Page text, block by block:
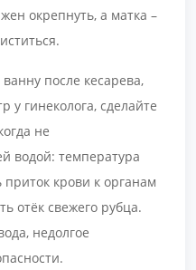
окрепнуть, а матка –
после кесарева,
у гинеколога, сделайте
не
водой: температура
крови к органам
отёк свежего рубца.
недолгое